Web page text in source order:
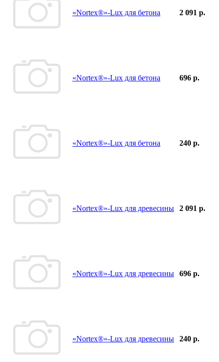
«Nortex®»-Lux для бетона 2 091 р.
«Nortex®»-Lux для бетона 696 р.
«Nortex®»-Lux для бетона 240 р.
«Nortex®»-Lux для древесины 2 091 р.
«Nortex®»-Lux для древесины 696 р.
«Nortex®»-Lux для древесины 240 р.